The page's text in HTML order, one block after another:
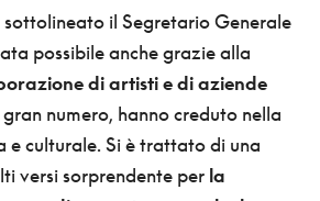
il Segretario Generale
possibile anche grazie alla
di artisti e di aziende
numero, hanno creduto nella
e culturale. Si è trattato di una
versi sorprendente perla